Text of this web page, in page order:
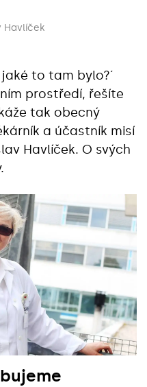
Havlíček
to tam bylo?´
prostředí, řešíte
tak obecný
a účastník misí
Havlíček. O svých